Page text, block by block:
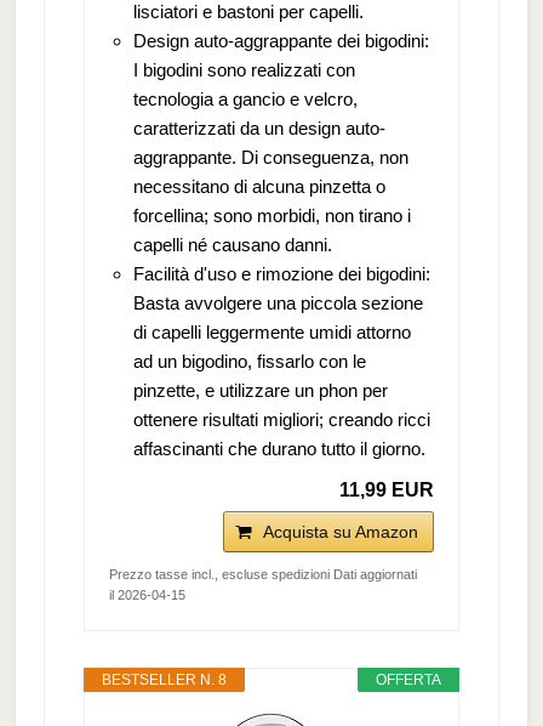
lisciatori e bastoni per capelli.
Design auto-aggrappante dei bigodini:
I bigodini sono realizzati con
tecnologia a gancio e velcro,
caratterizzati da un design auto-
aggrappante. Di conseguenza, non
necessitano di alcuna pinzetta o
forcellina; sono morbidi, non tirano i
capelli né causano danni.
Facilità d'uso e rimozione dei bigodini:
Basta avvolgere una piccola sezione
di capelli leggermente umidi attorno
ad un bigodino, fissarlo con le
pinzette, e utilizzare un phon per
ottenere risultati migliori; creando ricci
affascinanti che durano tutto il giorno.
11,99 EUR
Acquista su Amazon
Prezzo tasse incl., escluse spedizioni Dati aggiornati
il 2026-04-15
OFFERTA
BESTSELLER N. 8